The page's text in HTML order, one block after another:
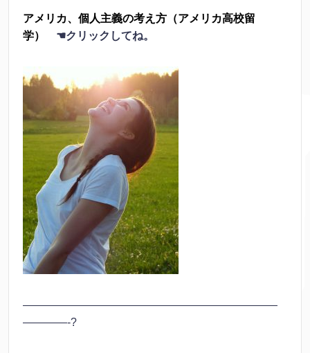
アメリカ、個人主義の考え方（アメリカ高校留
学）
☚クリックしてね。
———————————————————————
————-?